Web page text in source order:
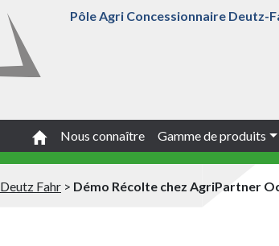
Pôle Agri Concessionnaire Deutz-
Nous connaître Gamme de produits
Deutz Fahr > Démo Récolte chez AgriPartner